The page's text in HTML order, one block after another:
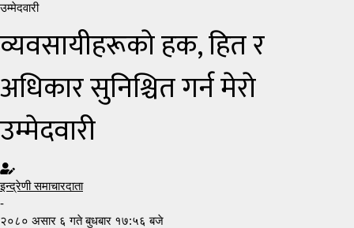
उम्मेदवारी
व्यवसायीहरूकाे हक, हित र
अधिकार सुनिश्चित गर्न मेराे
उम्मेदवारी
इन्द्रेणी समाचारदाता
-
२०८० असार ६ गते बुधबार १७:५६ बजे